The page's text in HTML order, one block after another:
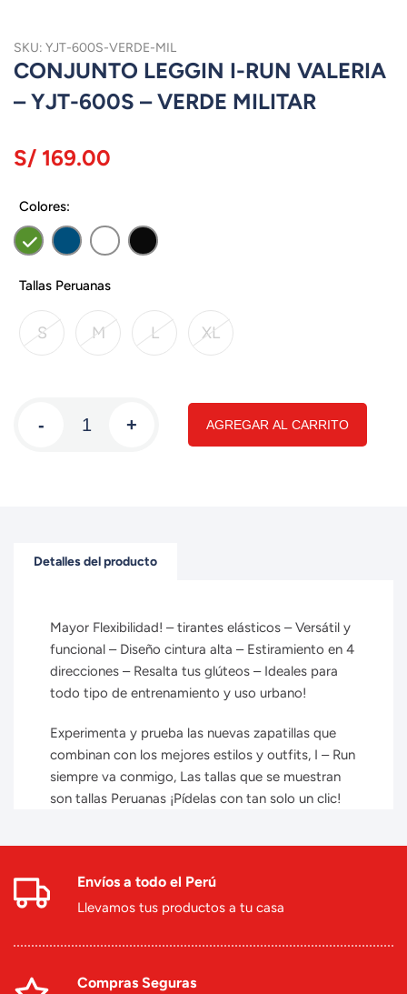
SKU: YJT-600S-VERDE-MIL
CONJUNTO LEGGIN I-RUN VALERIA
– YJT-600S – VERDE MILITAR
S/ 169.00
Colores:
Tallas Peruanas
S M L XL
- + AGREGAR AL CARRITO
Detalles del producto
Mayor Flexibilidad! – tirantes elásticos – Versátil y
funcional – Diseño cintura alta – Estiramiento en 4
direcciones – Resalta tus glúteos – Ideales para
todo tipo de entrenamiento y uso urbano!
Experimenta y prueba las nuevas zapatillas que
combinan con los mejores estilos y outfits, I – Run
siempre va conmigo, Las tallas que se muestran
son tallas Peruanas ¡Pídelas con tan solo un clic!
Envíos a todo el Perú
Llevamos tus productos a tu casa
Compras Seguras